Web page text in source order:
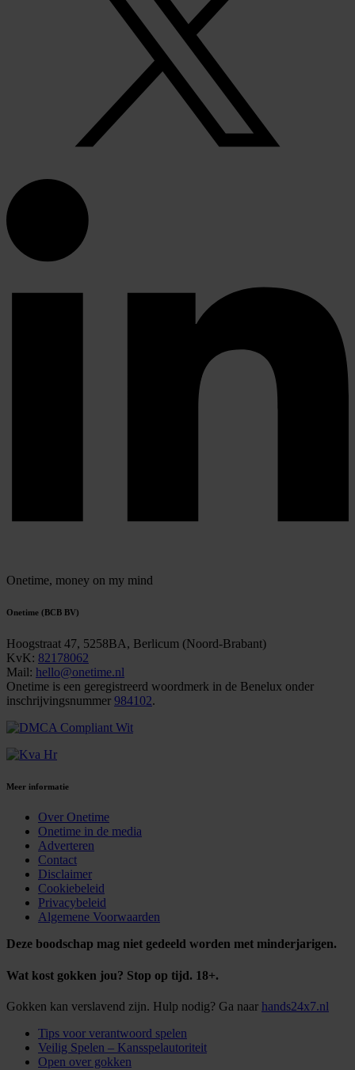
Onetime, money on my mind
Onetime (BCB BV)
Hoogstraat 47, 5258BA, Berlicum (Noord-Brabant)
KvK: 82178062
Mail: hello@onetime.nl
Onetime is een geregistreerd woordmerk in de Benelux onder
inschrijvingsnummer 984102.
Meer informatie
Over Onetime
Onetime in de media
Adverteren
Contact
Disclaimer
Cookiebeleid
Privacybeleid
Algemene Voorwaarden
Deze boodschap mag niet gedeeld worden met minderjarigen.
Wat kost gokken jou? Stop op tijd. 18+.
Gokken kan verslavend zijn. Hulp nodig? Ga naar hands24x7.nl
Tips voor verantwoord spelen
Veilig Spelen – Kansspelautoriteit
Open over gokken